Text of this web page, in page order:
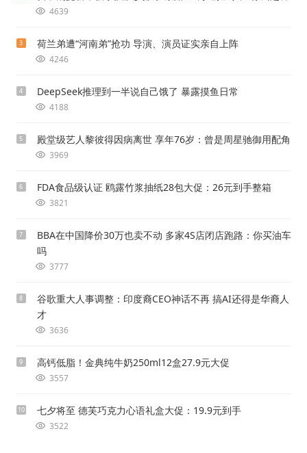
4639
3 荷兰弟遭“河南弟”抢功 导演、演员证实亲自上阵
4246
4 DeepSeek推理到一半说自己饿了 暴露摸鱼日常
4188
5 殿堂级艺人黎彼得因病离世 享年76岁：曾是周星驰御用配角
3969
6 FDA食品级认证 鸥露竹浆抽纸28包大促：26元到手整箱
3821
7
BBA在中国降价30万也卖不动 多家4S店闭店跑路：你买油车
吗
3777
8
谷歌重大人事调整：印度裔CEO神话不再 搞AI还得是华裔人
才
3636
9 高钙低脂！金典纯牛奶250ml12盒27.9元大促
3557
10 七夕将至 德芙巧克力心语礼盒大促：19.9元到手
3522